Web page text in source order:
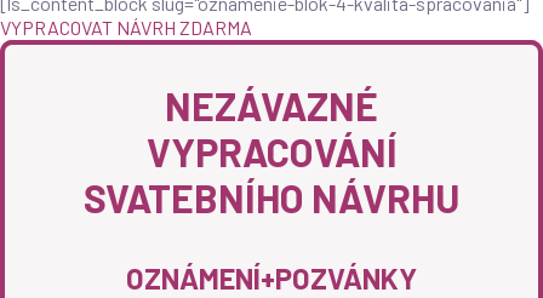
VYPRACOVAT NÁVRH ZDARMA
NEZÁVAZNÉ
VYPRACOVÁNÍ
SVATEBNÍHO NÁVRHU
OZNÁMENÍ+POZVÁNKY